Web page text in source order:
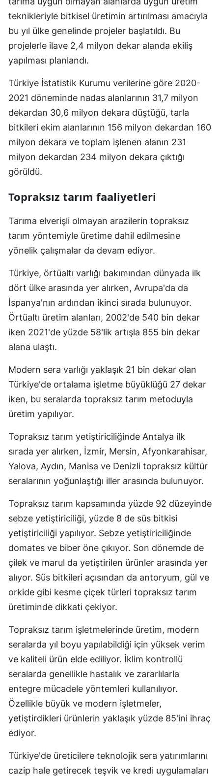
Yalova
Osmaniye
Düzce
teknikleriyle bitkisel üretimin artırılması amacıyla
bu yıl ülke genelinde projeler başlatıldı. Bu
projelerle ilave 2,4 milyon dekar alanda ekiliş
yapılması planlandı.
Türkiye İstatistik Kurumu verilerine göre 2020-
2021 döneminde nadas alanlarının 31,7 milyon
dekardan 30,6 milyon dekara düştüğü, tarla
bitkileri ekim alanlarının 156 milyon dekardan 160
milyon dekara ve toplam işlenen alanın 231
milyon dekardan 234 milyon dekara çıktığı
görüldü.
Topraksız tarım faaliyetleri
Tarıma elverişli olmayan arazilerin topraksız
tarım yöntemiyle üretime dahil edilmesine
yönelik çalışmalar da devam ediyor.
Türkiye, örtüaltı varlığı bakımından dünyada ilk
dört ülke arasında yer alırken, Avrupa'da da
İspanya'nın ardından ikinci sırada bulunuyor.
Örtüaltı üretim alanları, 2002'de 540 bin dekar
iken 2021'de yüzde 58'lik artışla 855 bin dekar
alana ulaştı.
Modern sera varlığı yaklaşık 21 bin dekar olan
Türkiye'de ortalama işletme büyüklüğü 27 dekar
iken, bu seralarda topraksız tarım metoduyla
üretim yapılıyor.
Topraksız tarım yetiştiriciliğinde Antalya ilk
sırada yer alırken, İzmir, Mersin, Afyonkarahisar,
Yalova, Aydın, Manisa ve Denizli topraksız kültür
seralarının yoğunlaştığı iller arasında bulunuyor.
Topraksız tarım kapsamında yüzde 92 düzeyinde
sebze yetiştiriciliği, yüzde 8 de süs bitkisi
yetiştiriciliği yapılıyor. Sebze yetiştiriciliğinde
domates ve biber öne çıkıyor. Son dönemde de
çilek ve marul da yetiştirilen ürünler arasında yer
alıyor. Süs bitkileri açısından da antoryum, gül ve
orkide gibi kesme çiçek türleri topraksız tarım
üretiminde dikkati çekiyor.
Topraksız tarım işletmelerinde üretim, modern
seralarda yıl boyu yapılabildiği için yüksek verim
ve kaliteli ürün elde ediliyor. İklim kontrollü
seralarda genellikle hastalık ve zararlılarla
entegre mücadele yöntemleri kullanılıyor.
Özellikle büyük ve modern işletmeler,
yetiştirdikleri ürünlerin yaklaşık yüzde 85'ini ihraç
ediyor.
Türkiye'de üreticilere teknolojik sera yatırımlarını
cazip hale getirecek teşvik ve kredi uygulamaları